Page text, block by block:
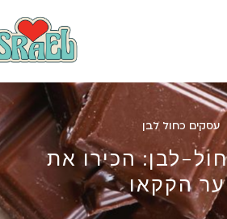
כחול לבן
לבן: הכירו את
הקקאו